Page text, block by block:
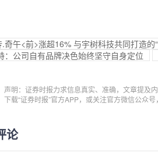
.奇午<前>涨超16% 与宇树科技共同打造
：公司自有品牌决色始终坚守自身定位
声明：证券时报力求信息真实、准确，文章提及
下载“证券时报”官方APP，或关注官方微信公众
论